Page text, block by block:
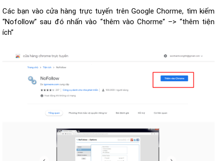
Các bạn vào cửa hàng trực tuyến trên Google Chorme, tìm kiếm
“Nofollow” sau đó nhấn vào “thêm vào Chorme” –> “thêm tiện
ích”